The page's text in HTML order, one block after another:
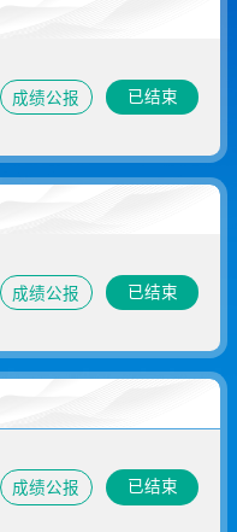
成绩公报 已结束
成绩公报 已结束
成绩公报 已结束